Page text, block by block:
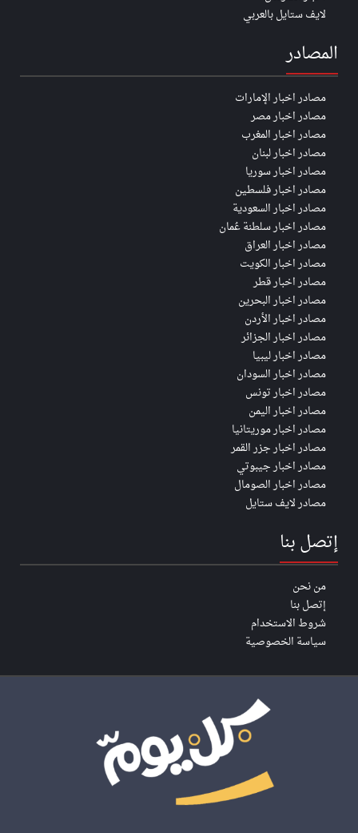
لايف ستايل بالعربي
المصادر
مصادر اخبار الإمارات
مصادر اخبار مصر
مصادر اخبار المغرب
مصادر اخبار لبنان
مصادر اخبار سوريا
مصادر اخبار فلسطين
مصادر اخبار السعودية
مصادر اخبار سلطنة عُمان
مصادر اخبار العراق
مصادر اخبار الكويت
مصادر اخبار قطر
مصادر اخبار البحرين
مصادر اخبار الأردن
مصادر اخبار الجزائر
مصادر اخبار ليبيا
مصادر اخبار السودان
مصادر اخبار تونس
مصادر اخبار اليمن
مصادر اخبار موريتانيا
مصادر اخبار جزر القمر
مصادر اخبار جيبوتي
مصادر اخبار الصومال
مصادر لايف ستايل
إتصل بنا
من نحن
إتصل بنا
شروط الاستخدام
سياسة الخصوصية